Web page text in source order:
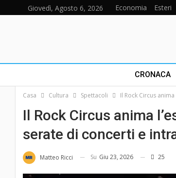
Giovedì, Agosto 6, 2026 Economia Esteri
CRONACA
Casa Cultura Spettacoli Il Rock Circus
Il Rock Circus anima
serate di concerti e
Matteo Ricci Su Giu 23, 2026 25